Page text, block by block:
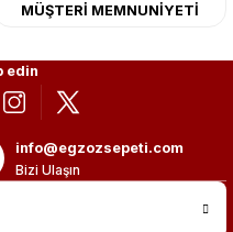
MÜŞTERİ MEMNUNİYETİ
edin
info@egzozsepeti.com
Bizi Ulaşın